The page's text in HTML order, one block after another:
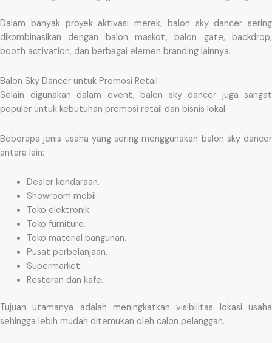
Dalam banyak proyek aktivasi merek, balon sky dancer sering
dikombinasikan dengan balon maskot, balon gate, backdrop,
booth activation, dan berbagai elemen branding lainnya.
Balon Sky Dancer untuk Promosi Retail
Selain digunakan dalam event, balon sky dancer juga sangat
populer untuk kebutuhan promosi retail dan bisnis lokal.
Beberapa jenis usaha yang sering menggunakan balon sky dancer
antara lain:
Dealer kendaraan.
Showroom mobil.
Toko elektronik.
Toko furniture.
Toko material bangunan.
Pusat perbelanjaan.
Supermarket.
Restoran dan kafe.
Tujuan utamanya adalah meningkatkan visibilitas lokasi usaha
sehingga lebih mudah ditemukan oleh calon pelanggan.